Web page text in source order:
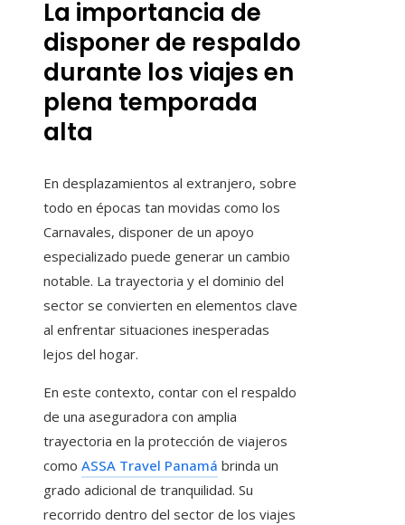
La importancia de
disponer de respaldo
durante los viajes en
plena temporada
alta
En desplazamientos al extranjero, sobre
todo en épocas tan movidas como los
Carnavales, disponer de un apoyo
especializado puede generar un cambio
notable. La trayectoria y el dominio del
sector se convierten en elementos clave
al enfrentar situaciones inesperadas
lejos del hogar.
En este contexto, contar con el respaldo
de una aseguradora con amplia
trayectoria en la protección de viajeros
como ASSA Travel Panamá brinda un
grado adicional de tranquilidad. Su
recorrido dentro del sector de los viajes